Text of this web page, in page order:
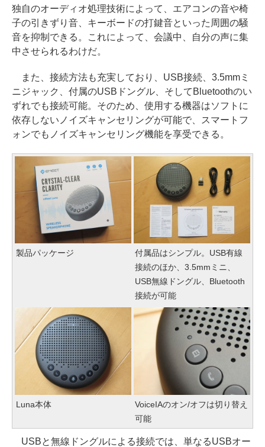
独自のオーディオ処理技術によって、エアコンの音や椅
子の引きずり音、キーボードの打鍵音といった周囲の騒
音を抑制できる。これによって、会議中、自分の声に集
中させられるわけだ。
また、接続方法も充実しており、USB接続、3.5mmミ
ニジャック、付属のUSBドングル、そしてBluetoothのい
ずれでも接続可能。そのため、使用する機器はソフトに
依存しないノイズキャンセリングが可能で、スマートフ
ォンでもノイズキャンセリング機能を享受できる。
製品パッケージ
付属品はシンプル。USB有線
接続のほか、3.5mmミニ、
USB無線ドングル、Bluetooth
接続が可能
Luna本体
VoiceIAのオン/オフは切り替え
可能
USBと無線ドングルによる接続では、単なるUSBオー